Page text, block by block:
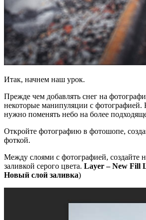
Итак, начнем наш урок.
Прежде чем добавлять снег на
некоторые манипуляции с фотографией.
нужно поменять небо на более
Откройте фотографию в фотошопе,
фоткой.
Между слоями с фотографией, создайте
заливкой серого цвета. Layer – New Fill
Новый слой заливка)